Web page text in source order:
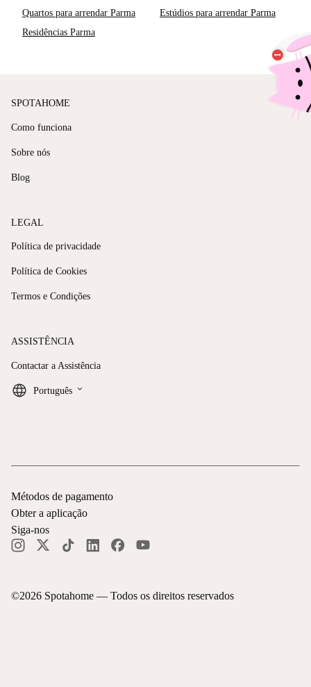
Quartos para arrendar Parma
Estúdios para arrendar Parma
Residências Parma
SPOTAHOME
Como funciona
Sobre nós
Blog
LEGAL
Política de privacidade
Política de Cookies
Termos e Condições
ASSISTÊNCIA
Contactar a Assistência
Português keyboard_arrow_down
©2026 Spotahome — Todos os direitos reservados
Métodos de pagamento
Obter a aplicação
Siga-nos